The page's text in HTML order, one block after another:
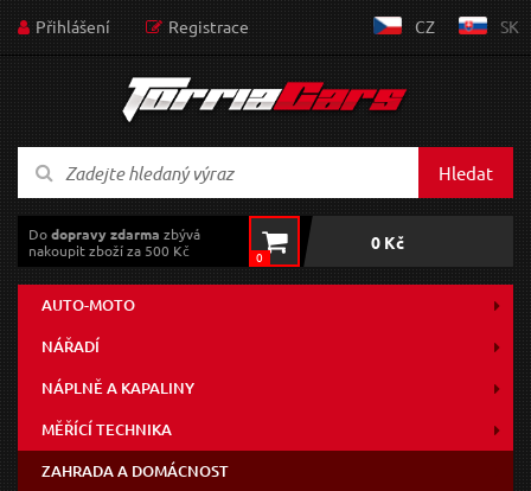
Přihlášení Registrace CZ SK
Hledat
Dodopravy zdarma zbývá
nakoupit zboží za 500 Kč
0
0 Kč
AUTO-MOTO
NÁŘADÍ
NÁPLNĚ A KAPALINY
MĚŘÍCÍ TECHNIKA
ZAHRADA A DOMÁCNOST